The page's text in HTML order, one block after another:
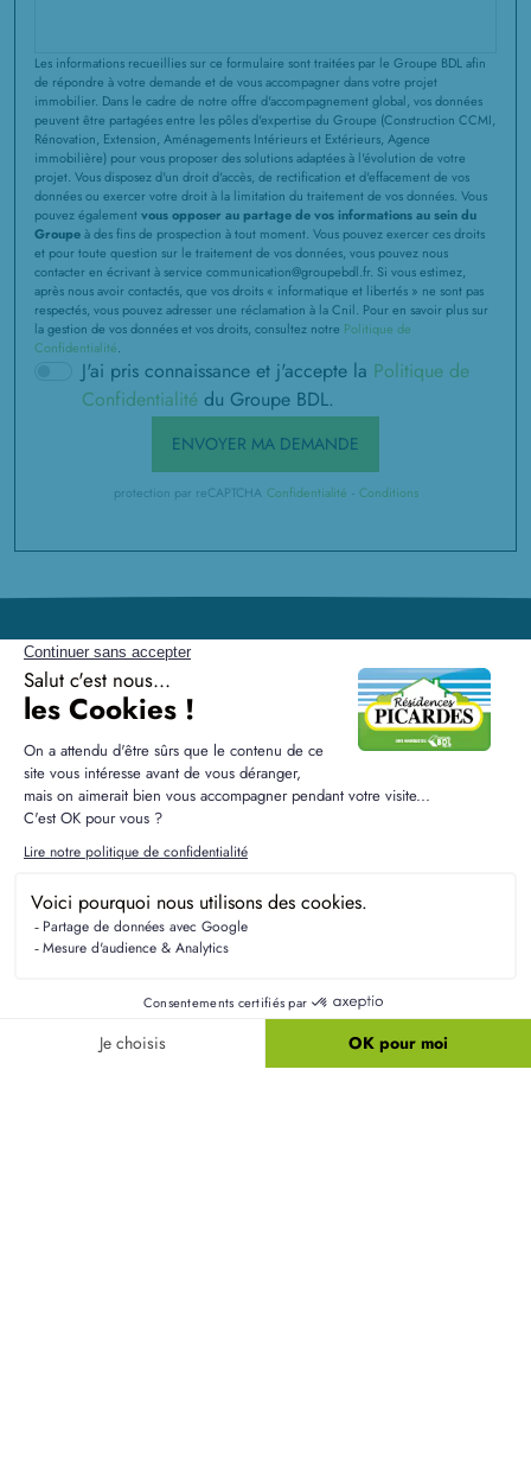
Les informations recueillies sur ce formulaire sont traitées par le Groupe BDL afin
de répondre à votre demande et de vous accompagner dans votre projet
immobilier. Dans le cadre de notre offre d'accompagnement global, vos données
peuvent être partagées entre les pôles d'expertise du Groupe (Construction CCMI,
Rénovation, Extension, Aménagements Intérieurs et Extérieurs, Agence
immobilière) pour vous proposer des solutions adaptées à l'évolution de votre
projet. Vous disposez d'un droit d'accès, de rectification et d'effacement de vos
données ou exercer votre droit à la limitation du traitement de vos données. Vous
pouvez égalementvous opposer au partage de vos informations au sein du
Groupeà des fins de prospection à tout moment. Vous pouvez exercer ces droits
et pour toute question sur le traitement de vos données, vous pouvez nous
contacter en écrivant à service communication@groupebdl.fr. Si vous estimez,
après nous avoir contactés, que vos droits « informatique et libertés » ne sont pas
respectés, vous pouvez adresser une réclamation à la Cnil. Pour en savoir plus sur
la gestion de vos données et vos droits, consultez notre Politique de
Confidentialité.
J'ai pris connaissance et j'accepte la Politique de
Confidentialité du Groupe BDL.
ENVOYER MA DEMANDE
protection par reCAPTCHA Confidentialité - Conditions
Résidences Picardes est le 1er constructeur régional de
Liens utiles
Nos terrains
Nos maisons + terrains